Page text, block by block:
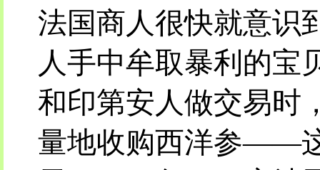
法国商人很快就意识
人手中牟取暴利的宝
和印第安人做交易时
量地收购西洋参——